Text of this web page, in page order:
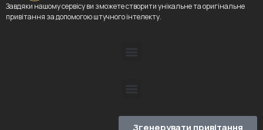
Завдяки нашому сервісу ви зможете створити унікальне та оригінальне
привітання за допомогою штучного інтелекту.
Згенерувати привітання